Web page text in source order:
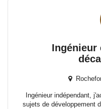
Ingénieur
Ingénieur indépendant,
sujets de développement